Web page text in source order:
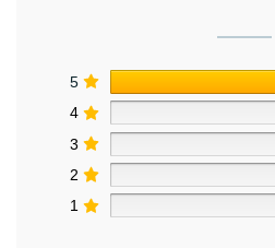
5
4
3
2
1